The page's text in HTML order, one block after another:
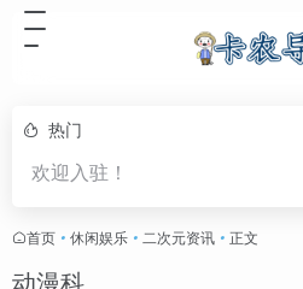
热门
欢迎入驻！
首页 • 休闲娱乐 • 二次元资讯 • 正文
动漫科